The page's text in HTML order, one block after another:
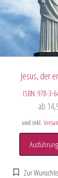
Jesus, der
ISBN:978-3-
ab
und inkl.